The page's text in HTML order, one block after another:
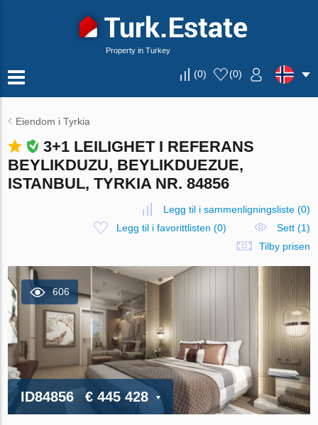
Property in Turkey
(0) (0)
Eiendom i Tyrkia
3+1 LEILIGHET I REFERANS
BEYLIKDUZU, BEYLIKDUEZUE,
ISTANBUL, TYRKIA NR. 84856
Legg til i sammenligningsliste(0)
Legg til i favorittlisten (0)
Sett (1)
Tilby prisen
606
ID84856 € 445 428